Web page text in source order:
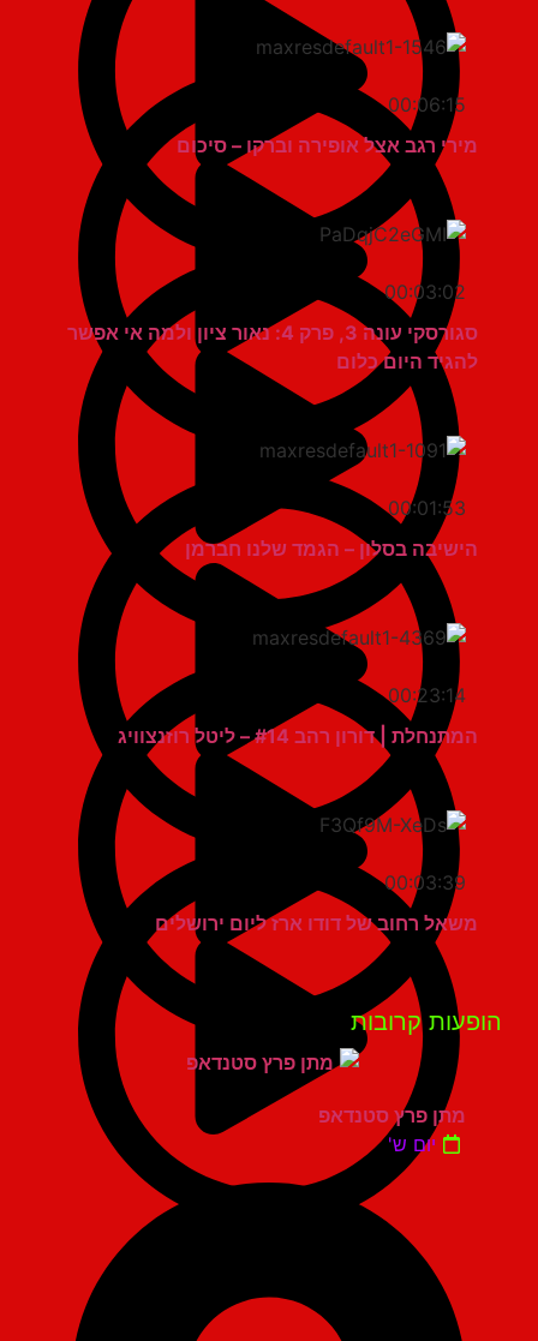
00:06:15
מירי רגב אצל אופירה וברקו – סיכום
00:03:02
סגורסקי עונה 3, פרק 4: נאור ציון ולמה אי אפשר
להגיד היום כלום
00:01:53
הישיבה בסלון – הגמד שלנו חברמן
00:23:14
המתנחלת | דורון רהב #14 – ליטל רוזנצוויג
00:03:39
משאל רחוב של דודו ארז ליום ירושלים
קרובות
מתן פרץ סטנדאפ
יום ש'